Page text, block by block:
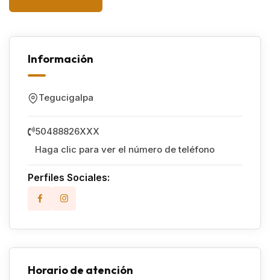
Información
Tegucigalpa
50488826XXX
Haga clic para ver el número de teléfono
Perfiles Sociales:
Horario de atención